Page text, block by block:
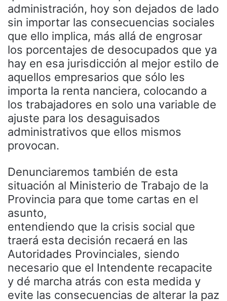
administración, hoy son dejados de lado
sin importar las consecuencias sociales
que ello implica, más allá de engrosar
los porcentajes de desocupados que ya
hay en esa jurisdicción al mejor estilo de
aquellos empresarios que sólo les
importa la renta nanciera, colocando a
los trabajadores en solo una variable de
ajuste para los desaguisados
administrativos que ellos mismos
provocan.
Denunciaremos también de esta
situación al Ministerio de Trabajo de la
Provincia para que tome cartas en el
asunto,
entendiendo que la crisis social que
traerá esta decisión recaerá en las
Autoridades Provinciales, siendo
necesario que el Intendente recapacite
y dé marcha atrás con esta medida y
evite las consecuencias de alterar la paz